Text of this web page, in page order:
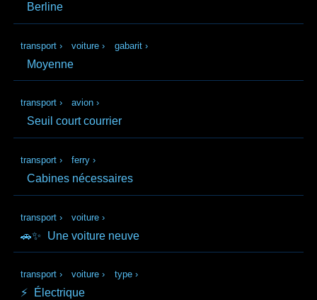
Berline
transport › voiture › gabarit ›
Moyenne
transport › avion ›
Seuil court courrier
transport › ferry ›
Cabines nécessaires
transport › voiture ›
🚗✨ Une voiture neuve
transport › voiture › type ›
⚡ Électrique